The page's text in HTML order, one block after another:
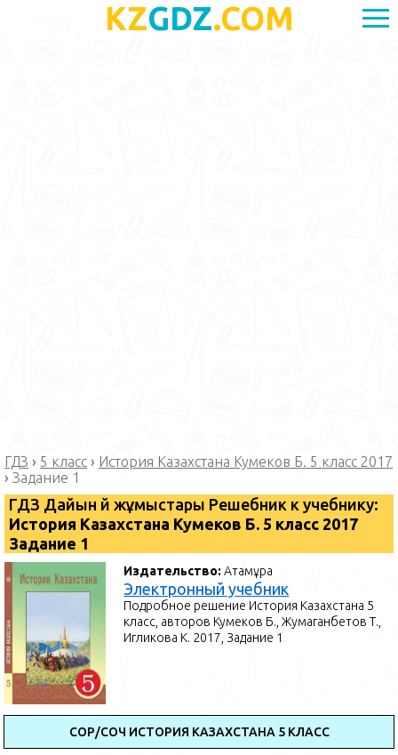
KZGDZ.COM
ГДЗ › 5 класс › История Казахстана Кумеков Б. 5 класс 2017
› Задание 1
ГДЗ Дайын үй жұмыстары Решебник к учебнику:
История Казахстана Кумеков Б. 5 класс 2017
Задание 1
Издательство:Атамұра
Электронный учебник
Подробное решение История Казахстана 5
класс, авторов Кумеков Б., Жумаганбетов Т.,
Игликова К. 2017, Задание 1
СОР/СОЧ ИСТОРИЯ КАЗАХСТАНА 5 КЛАСС